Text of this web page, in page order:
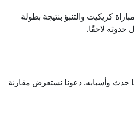
كريكيت والتنبؤ بنتيجة بطولة
حدوثه لاحقًا.
حدث وأسبابه. دعونا نستعرض مقارنة